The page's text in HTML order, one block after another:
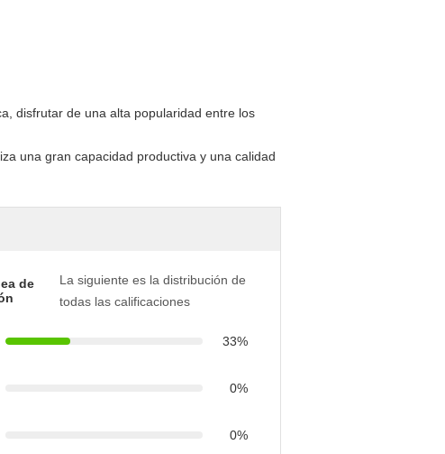
disfrutar de una alta popularidad entre los
una gran capacidad productiva y una calidad
de
La siguiente es la distribución de
todas las calificaciones
33%
0%
0%